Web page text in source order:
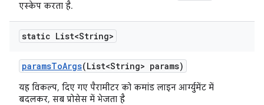
एस्केप करता है.
static List<String>
paramsToArgs(List<String> params)
यह विकल्प, दिए गए पैरामीटर को कमांड लाइन आर्ग्युमेंट में
बदलकर, सब प्रोसेस में भेजता है